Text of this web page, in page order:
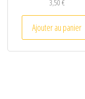
3,50€
Ajouter au panier